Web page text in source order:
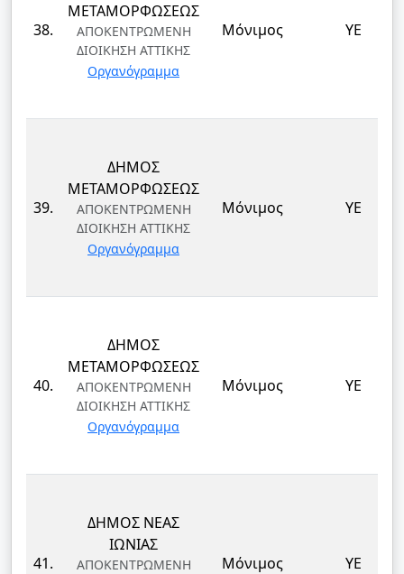
38.
ΜΕΤΑΜΟΡΦΩΣΕΩΣ
ΑΠΟΚΕΝΤΡΩΜΕΝΗ
ΔΙΟΙΚΗΣΗ ΑΤΤΙΚΗΣ
Οργανόγραμμα
Μόνιμος ΥΕ
39.
ΔΗΜΟΣ
ΜΕΤΑΜΟΡΦΩΣΕΩΣ
ΑΠΟΚΕΝΤΡΩΜΕΝΗ
ΔΙΟΙΚΗΣΗ ΑΤΤΙΚΗΣ
Οργανόγραμμα
Μόνιμος ΥΕ
40.
ΔΗΜΟΣ
ΜΕΤΑΜΟΡΦΩΣΕΩΣ
ΑΠΟΚΕΝΤΡΩΜΕΝΗ
ΔΙΟΙΚΗΣΗ ΑΤΤΙΚΗΣ
Οργανόγραμμα
Μόνιμος ΥΕ
41.
ΔΗΜΟΣ ΝΕΑΣ
ΙΩΝΙΑΣ
ΑΠΟΚΕΝΤΡΩΜΕΝΗ
Μόνιμος ΥΕ